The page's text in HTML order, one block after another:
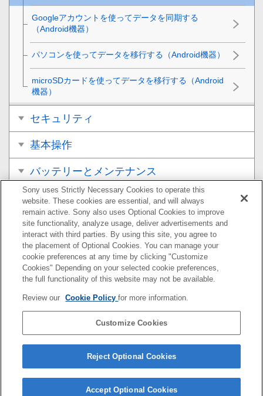
Googleアカウントを使ってデータを同期する
（Android機器）
パソコンを使ってデータを移行する（Android機器）
microSDカードを使ってデータを移行する（Android
機器）
セキュリティ
基本操作
バッテリーとメンテナンス
ネットワーク
基本設定
音楽
カメラ
おサイフケータイ®
Sony uses Strictly Necessary Cookies to operate this
website. These cookies are essential, and will always
remain active. Sony also uses Optional Cookies to improve
site functionality, analyze usage, deliver advertisements and
interact with third parties. By using this site, you agree to
the placement of Optional Cookies. You can manage your
cookie preferences at any time by clicking "Customize
Cookies" Depending on your selected cookie preferences,
the full functionality of this website may not be available.
Review our Cookie Policyfor more information.
Customize Cookies
Reject Optional Cookies
Accept Optional Cookies